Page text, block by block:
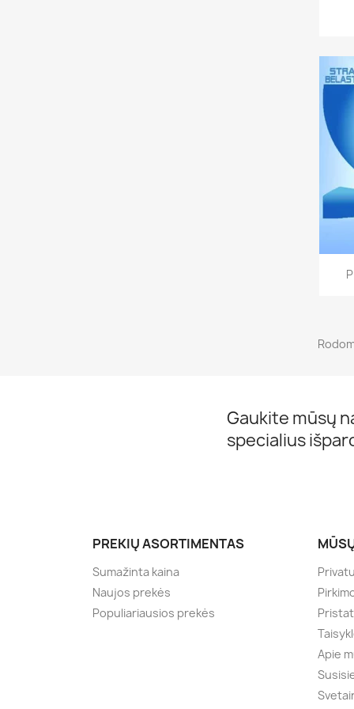
Gaukite mūsų
specialius
PREKIŲ ASORTIMENTAS
Sumažinta kaina
Naujos prekės
Populiariausios prekės
Apie